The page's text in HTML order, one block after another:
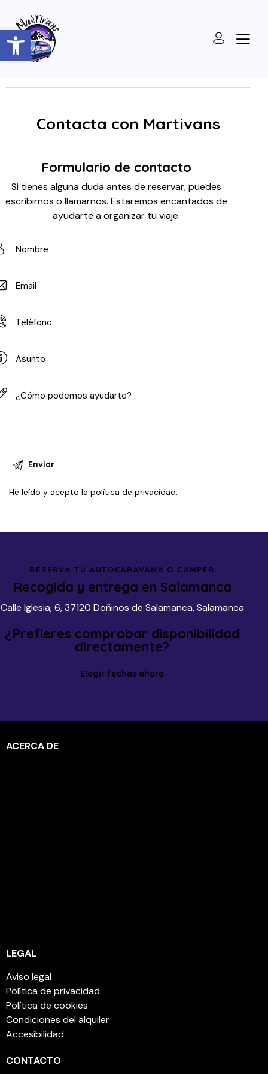
Abrir barra de herramientas
Contacta con Martivans
Formulario de contacto
Si tienes alguna duda antes de reservar, puedes
escribirnos o llamarnos. Estaremos encantados de
ayudarte a organizar tu viaje.
He leído y acepto lapolítica de privacidad.
RESERVA TU AUTOCARAVANA O CAMPER
Recogida y entrega en Salamanca
Calle Iglesia, 6, 37120 Doñinos de Salamanca, Salamanca
¿Prefieres comprobar disponibilidad
directamente?
Elegir fechas ahora
ACERCA DE
LEGAL
Aviso legal
Política de privacidad
Política de cookies
Condiciones del alquiler
Accesibilidad
CONTACTO